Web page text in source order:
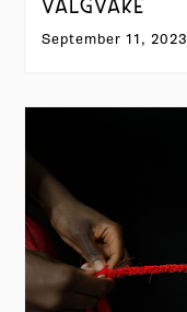
VALGVAKE
September 11, 2023